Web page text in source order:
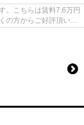
。こちらは賃料7.6万円
の方からご好評頂いて